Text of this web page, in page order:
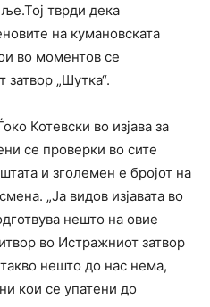
тврди дека
на кумановската
во моментов се
„Шутка“.
Котевски во изјава за
се проверки во сите
и зголемен е бројот на
„Ја видов изјавата во
нешто на овие
во Истражниот затвор
нешто до нас нема,
кои се упатени до